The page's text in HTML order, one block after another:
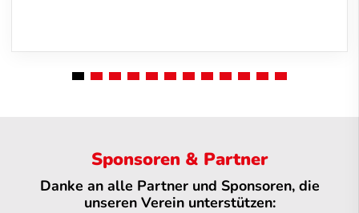
Sponsoren & Partner
Danke an alle Partner und Sponsoren, die
unseren Verein unterstützen: